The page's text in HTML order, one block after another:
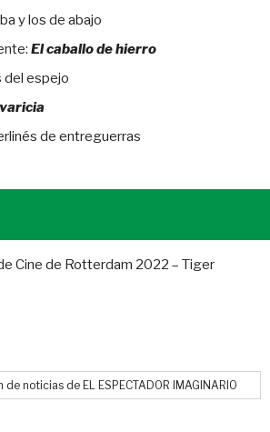
y los de abajo
El caballo de hierro
del espejo
de entreguerras
Cine de Rotterdam 2022 – Tiger
noticias de EL ESPECTADOR IMAGINARIO